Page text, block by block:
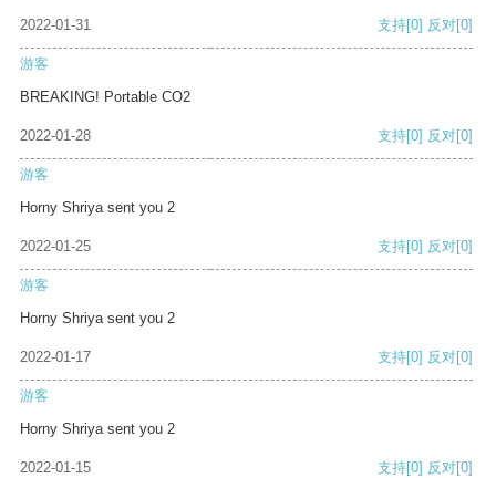
2022-01-31 支持[0] 反对[0]
游客
BREAKING! Portable CO2
2022-01-28 支持[0] 反对[0]
游客
Horny Shriya sent you 2
2022-01-25 支持[0] 反对[0]
游客
Horny Shriya sent you 2
2022-01-17 支持[0] 反对[0]
游客
Horny Shriya sent you 2
2022-01-15 支持[0] 反对[0]